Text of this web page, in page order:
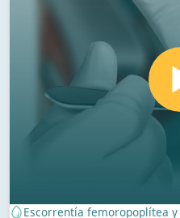
Escorrentía femoropoplítea